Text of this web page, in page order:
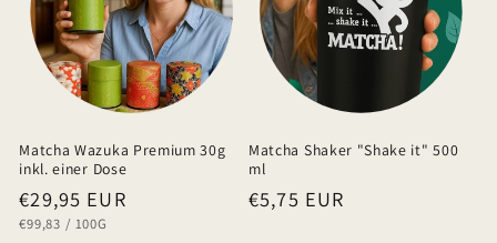
Matcha Wazuka Premium 30g
inkl. einer Dose
Normaler
Preis
€29,95 EUR
GRUNDPREIS
€99,83 / PRO
100G
Matcha Shaker "Shake it" 500
ml
Normaler
€5,75 EUR